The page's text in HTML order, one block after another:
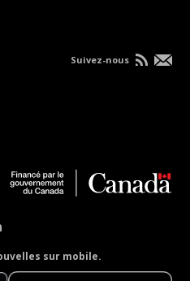
sur mobile.
Suivez-nous